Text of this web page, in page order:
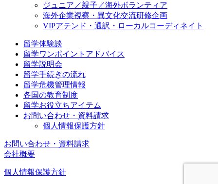
ジュニア／親子／海外ボランティア
海外企業視察・異文化交流研修企画
VIPアテンド・通訳・ローカルコーディネイト
留学体験談
留学ワンポイントアドバイス
留学説明会
留学手続きの流れ
留学危機管理情報
各国の教育制度
留学お役立ちアイテム
お問い合わせ・資料請求
個人情報保護方針
お問い合わせ・資料請求
会社概要
個人情報保護方針